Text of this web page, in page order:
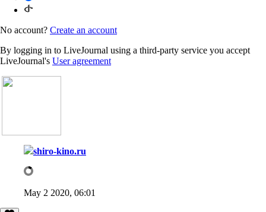
No account? Create an account
By logging in to LiveJournal using a third-party service you accept
LiveJournal's User agreement
shiro-kino.ru
May 2 2020, 06:01